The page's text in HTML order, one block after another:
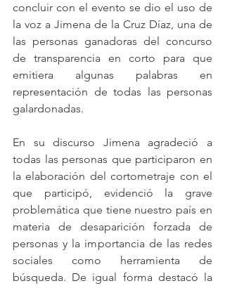
concluir con el evento se dio el uso de
la voz a Jimena de la Cruz Díaz, una de
las personas ganadoras del concurso
de transparencia en corto para que
emitiera algunas palabras en
representación de todas las personas
galardonadas.
En su discurso Jimena agradeció a
todas las personas que participaron en
la elaboración del cortometraje con el
que participó, evidenció la grave
problemática que tiene nuestro país en
materia de desaparición forzada de
personas y la importancia de las redes
sociales como herramienta de
búsqueda. De igual forma destacó la